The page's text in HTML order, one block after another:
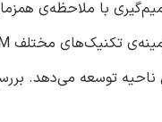
با ملاحظه‌ی